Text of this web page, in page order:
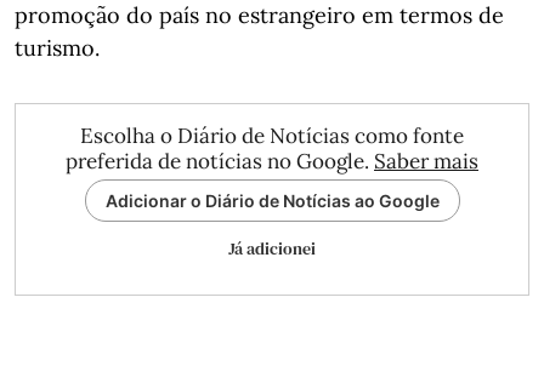
promoção do país no estrangeiro em termos de
turismo.
Escolha o Diário de Notícias como fonte
preferida de notícias no Google. Saber mais
Adicionar o Diário de Notícias ao Google
Já adicionei